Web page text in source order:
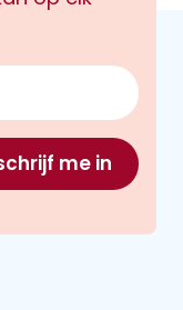
me in